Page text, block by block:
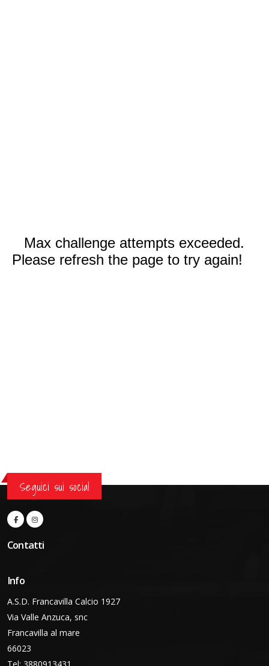
Seguici sui social
Contatti
Info
A.S.D. Francavilla Calcio 1927
Via Valle Anzuca, snc
Francavilla al mare
66023